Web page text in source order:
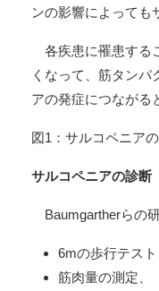
ンの影響によっても
各疾患に罹患する
くなって、筋タンパ
アの発症につながる
図1：サルコペニア
サルコペニアの診断
Baumgartherらの
6mの歩行テスト
筋肉量の測定、